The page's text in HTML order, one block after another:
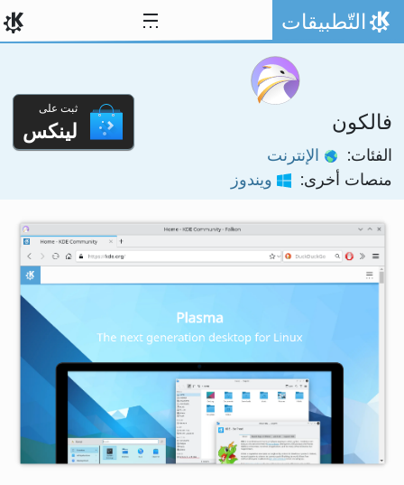
تخط المحتوى
الصفحة الرئيسة
التّطبيقات
فالكون
الفئات:
الإنترنت
منصات أخرى:
ويندوز
ثبت على
لينكس